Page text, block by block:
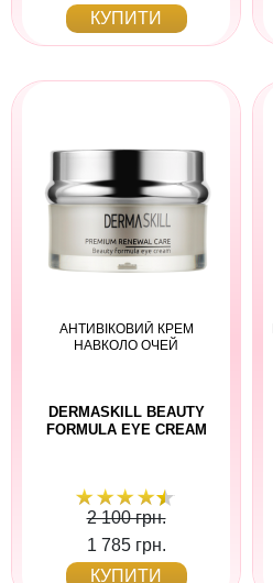
КУПИТИ
АНТИВІКОВИЙ КРЕМ
НАВКОЛО ОЧЕЙ
DERMASKILL BEAUTY
FORMULA EYE CREAM
2 100 грн.
1 785 грн.
КУПИТИ